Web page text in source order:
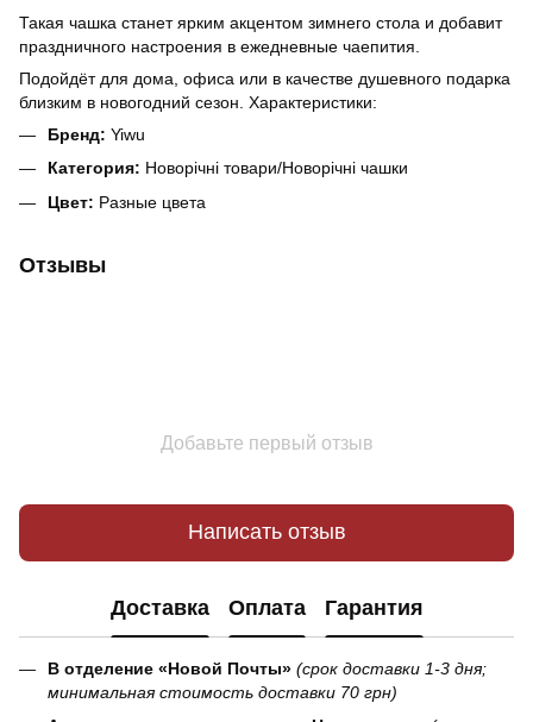
Такая чашка станет ярким акцентом зимнего стола и добавит
праздничного настроения в ежедневные чаепития.
Подойдёт для дома, офиса или в качестве душевного подарка
близким в новогодний сезон. Характеристики:
Бренд: Yiwu
Категория: Новорічні товари/Новорічні чашки
Цвет: Разные цвета
Отзывы
Добавьте первый отзыв
Написать отзыв
Доставка Оплата Гарантия
В отделение «Новой Почты» (срок доставки 1-3 дня;
минимальная стоимость доставки 70 грн)